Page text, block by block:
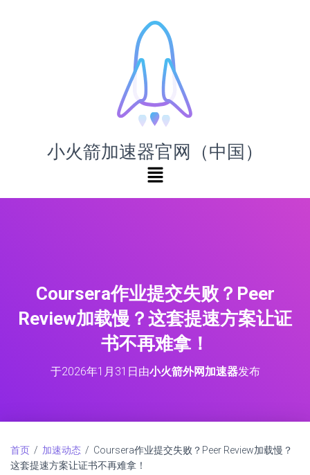
小火箭加速器官网（中国）
Coursera作业提交失败？Peer
Review加载慢？这套提速方案让证
书不再难拿！
于2026年1月31日 由小火箭外网加速器发布
首页 / 加速动态 / Coursera作业提交失败？Peer Review加载慢？
这套提速方案让证书不再难拿！